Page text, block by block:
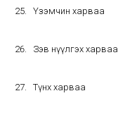
Үзэмчин харваа
Зэв нүүлгэх харваа
Түнх харваа